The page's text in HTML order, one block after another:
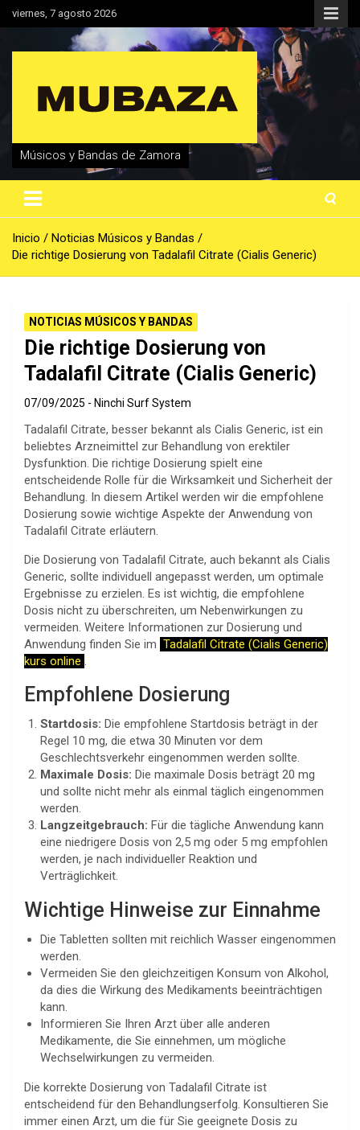
Saltar
al
viernes, 7 agosto 2026
Músicos y Bandas de Zamora
Inicio
Noticias Músicos y Bandas
Die richtige Dosierung von Tadalafil Citrate (Cialis Generic)
NOTICIAS MÚSICOS Y BANDAS
Die richtige Dosierung von
Tadalafil Citrate (Cialis Generic)
07/09/2025 Ninchi Surf System
Tadalafil Citrate, besser bekannt als Cialis Generic, ist ein
beliebtes Arzneimittel zur Behandlung von erektiler
Dysfunktion. Die richtige Dosierung spielt eine
entscheidende Rolle für die Wirksamkeit und Sicherheit der
Behandlung. In diesem Artikel werden wir die empfohlene
Dosierung sowie wichtige Aspekte der Anwendung von
Tadalafil Citrate erläutern.
Die Dosierung von Tadalafil Citrate, auch bekannt als Cialis
Generic, sollte individuell angepasst werden, um optimale
Ergebnisse zu erzielen. Es ist wichtig, die empfohlene
Dosis nicht zu überschreiten, um Nebenwirkungen zu
vermeiden. Weitere Informationen zur Dosierung und
Anwendung finden Sie im Tadalafil Citrate (Cialis Generic)
kurs online .
Empfohlene Dosierung
Startdosis: Die empfohlene Startdosis beträgt in der
Regel 10 mg, die etwa 30 Minuten vor dem
Geschlechtsverkehr eingenommen werden sollte.
Maximale Dosis: Die maximale Dosis beträgt 20 mg
und sollte nicht mehr als einmal täglich eingenommen
werden.
Langzeitgebrauch: Für die tägliche Anwendung kann
eine niedrigere Dosis von 2,5 mg oder 5 mg empfohlen
werden, je nach individueller Reaktion und
Verträglichkeit.
Wichtige Hinweise zur Einnahme
Die Tabletten sollten mit reichlich Wasser eingenommen
werden.
Vermeiden Sie den gleichzeitigen Konsum von Alkohol,
da dies die Wirkung des Medikaments beeinträchtigen
kann.
Informieren Sie Ihren Arzt über alle anderen
Medikamente, die Sie einnehmen, um mögliche
Wechselwirkungen zu vermeiden.
Die korrekte Dosierung von Tadalafil Citrate ist
entscheidend für den Behandlungserfolg. Konsultieren Sie
immer einen Arzt, um die für Sie geeignete Dosis zu